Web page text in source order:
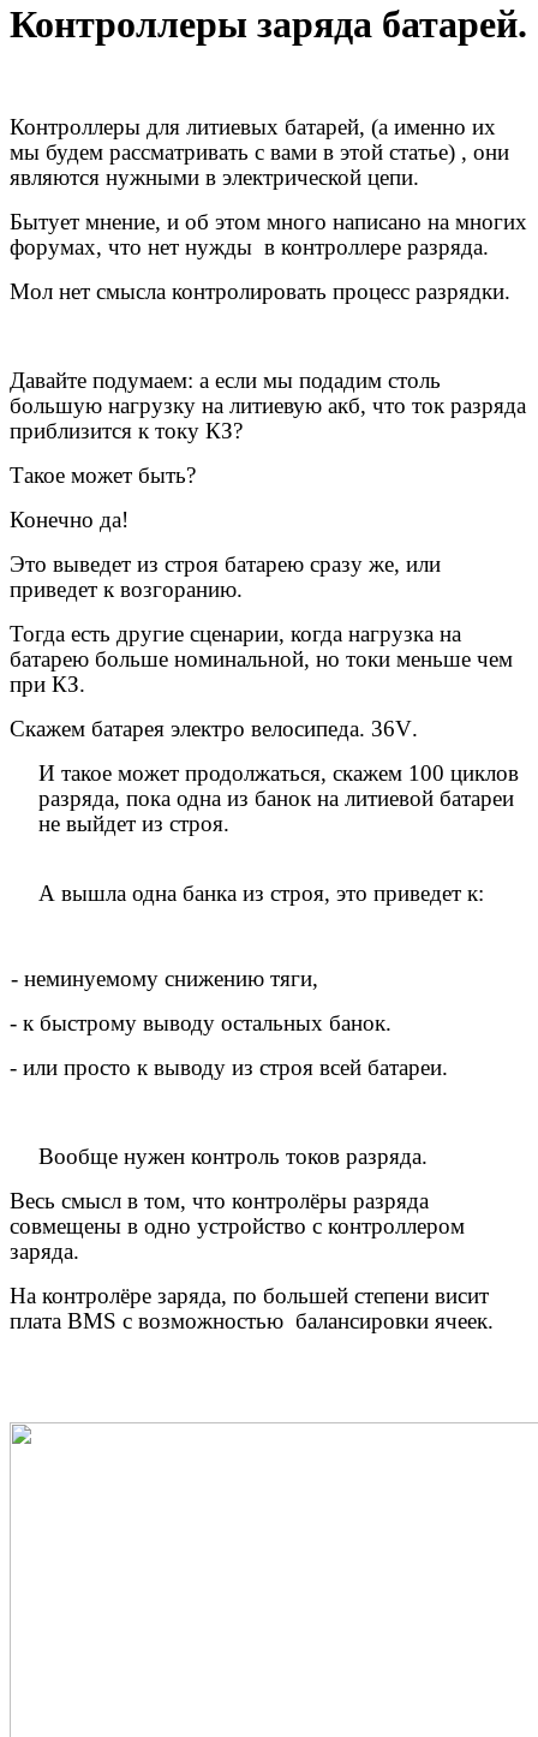
Контроллеры заряда батарей.
Контроллеры для литиевых батарей, (а именно их
мы будем рассматривать с вами в этой статье) , они
являются нужными в электрической цепи.
Бытует мнение, и об этом много написано на многих
форумах, что нет нужды в контроллере разряда.
Мол нет смысла контролировать процесс разрядки.
Давайте подумаем: а если мы подадим столь
большую нагрузку на литиевую акб, что ток разряда
приблизится к току КЗ?
Такое может быть?
Конечно да!
Это выведет из строя батарею сразу же, или
приведет к возгоранию.
Тогда есть другие сценарии, когда нагрузка на
батарею больше номинальной, но токи меньше чем
при КЗ.
Скажем батарея электро велосипеда. 36V.
И такое может продолжаться, скажем 100 циклов
разряда, пока одна из банок на литиевой батареи
не выйдет из строя.
А вышла одна банка из строя, это приведет к:
снижению тяги,
- к быстрому выводу остальных банок.
- или просто к выводу из строя всей батареи.
Вообще нужен контроль токов разряда.
Весь смысл в том, что контролёры разряда
совмещены в одно устройство с контроллером
заряда.
На контролёре заряда, по большей степени висит
плата BMS с возможностью балансировки ячеек.